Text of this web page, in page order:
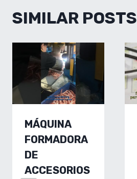
SIMILAR POSTS
MÁQUINA
FORMADORA
DE
ACCESORIOS